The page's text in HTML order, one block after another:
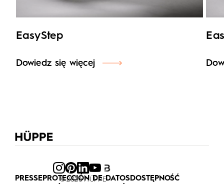
EasyStep
Dowiedz się więcej
PRESSEPROTECCIÓN DE DATOSDOSTĘPNOŚĆ
© 2026 HÜPPE